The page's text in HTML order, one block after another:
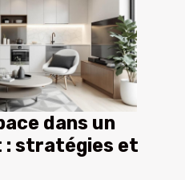
dans un
: stratégies et